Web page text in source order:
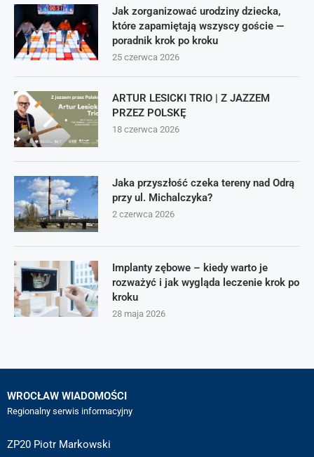
Jak zorganizować urodziny dziecka,
które zapamiętają wszyscy goście —
poradnik krok po kroku
25 czerwca 2026
ARTUR LESICKI TRIO | Z JAZZEM
PRZEZ POLSKĘ
18 czerwca 2026
Jaka przyszłość czeka tereny nad Odrą
przy ul. Michalczyka?
2 czerwca 2026
Implanty zębowe – kiedy warto je
rozważyć i jak wygląda leczenie krok po
kroku
28 maja 2026
WROCŁAW WIADOMOŚCI
Regionalny serwis informacyjny
ZP20 Piotr Markowski